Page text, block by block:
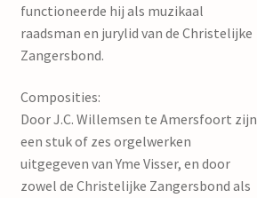
functioneerde hij als muzikaal
raadsman en jurylid van de Christelijke
Zangersbond.
Composities:
Door J.C. Willemsen te Amersfoort zijn
een stuk of zes orgelwerken
uitgegeven van Yme Visser, en door
zowel de Christelijke Zangersbond als